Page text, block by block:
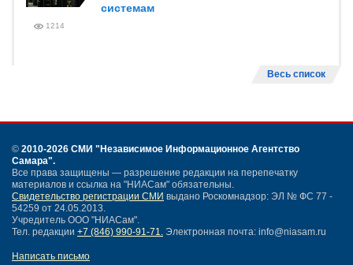
системам
1214
Весь список
© 2010-2026 СМИ "Независимое Информационное Агентство
Самара".
Все права защищены — разрешение редакции на перепечатку
материалов и ссылка на "НИАСам" обязательны.
Свидетельство регистрации СМИ выдано Роскомнадзор: ЭЛ № ФС 77 -
54259 от 24.05.2013.
Учредитель ООО "НИАСам".
Тел. редакции +7 (846) 990-91-71. Электронная почта: info@niasam.ru
Написать письмо